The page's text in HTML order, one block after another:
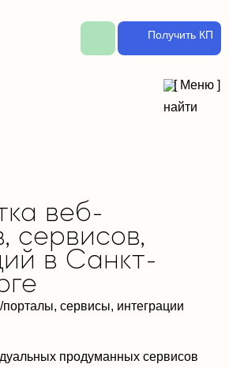
Получить КП
[ Меню ]
веб-
сервисов,
в Санкт-
/порталы, сервисы, интеграции
продуманных сервисов